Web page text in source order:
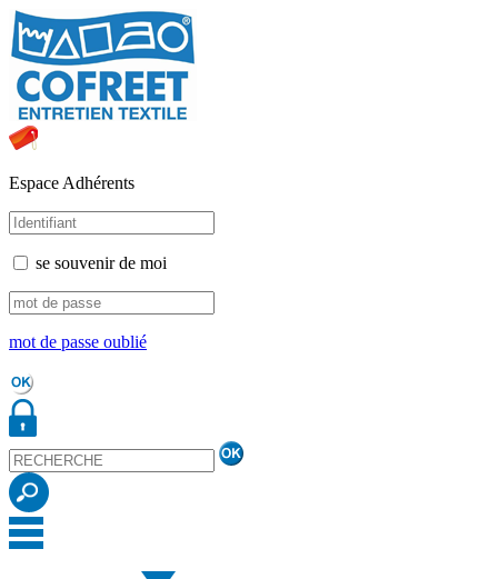
Espace Adhérents
se souvenir de moi
mot de passe oublié